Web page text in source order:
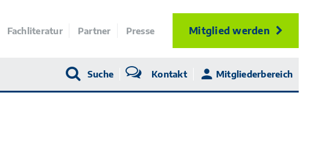
Fachliteratur Partner Presse Mitglied werden
Suche Kontakt Mitgliederbereich